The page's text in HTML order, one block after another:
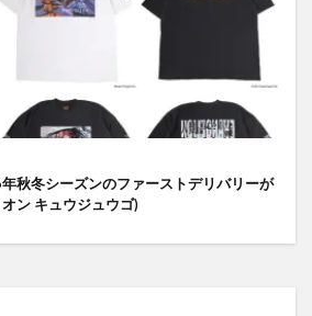
秋冬シーズンのファーストデリバリーが
ン キュウジュウゴ)